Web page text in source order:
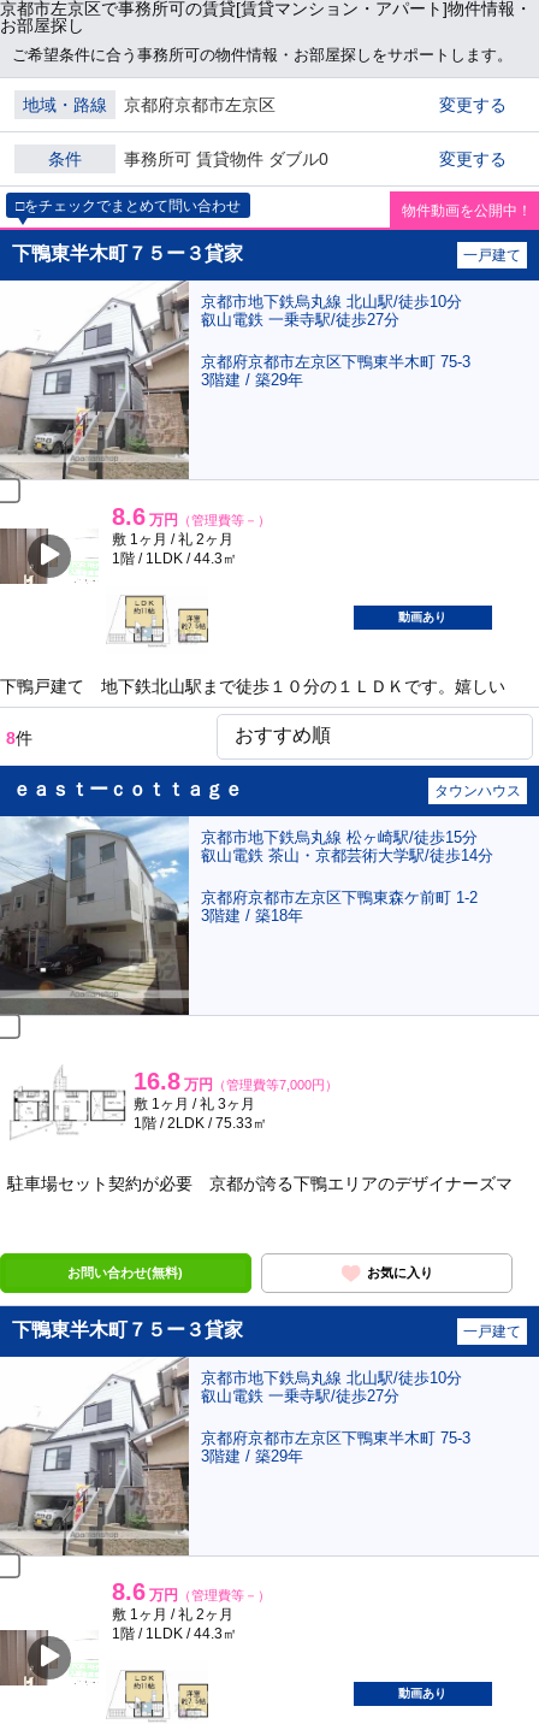
京都市左京区で事務所可の賃貸[賃貸マンション・アパート]物件情報・
お部屋探し
ご希望条件に合う事務所可の物件情報・お部屋探しをサポートします。
地域・路線 京都府京都市左京区 変更する
条件 事務所可 賃貸物件 ダブル0 変更する
□をチェックでまとめて問い合わせ 物件動画を公開中！
下鴨東半木町７５ー３貸家 一戸建て
京都市地下鉄烏丸線 北山駅/徒歩10分
叡山電鉄 一乗寺駅/徒歩27分
京都府京都市左京区下鴨東半木町 75-3
3階建 / 築29年
8.6万円 （管理費等－）
敷 1ヶ月 / 礼 2ヶ月
1階 / 1LDK / 44.3㎡
動画あり
下鴨戸建て 地下鉄北山駅まで徒歩１０分の１ＬＤＫです。嬉しい
8件
ｅａｓｔーｃｏｔｔａｇｅ タウンハウス
京都市地下鉄烏丸線 松ヶ崎駅/徒歩15分
叡山電鉄 茶山・京都芸術大学駅/徒歩14分
京都府京都市左京区下鴨東森ケ前町 1-2
3階建 / 築18年
16.8 万円 （管理費等7,000円）
敷 1ヶ月 / 礼 3ヶ月
1階 / 2LDK / 75.33㎡
駐車場セット契約が必要 京都が誇る下鴨エリアのデザイナーズマ
お問い合わせ(無料) お気に入り
下鴨東半木町７５ー３貸家 一戸建て
京都市地下鉄烏丸線 北山駅/徒歩10分
叡山電鉄 一乗寺駅/徒歩27分
京都府京都市左京区下鴨東半木町 75-3
3階建 / 築29年
8.6万円 （管理費等－）
敷 1ヶ月 / 礼 2ヶ月
1階 / 1LDK / 44.3㎡
動画あり